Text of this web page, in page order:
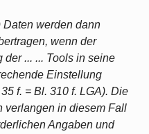
Daten werden dann
wenn der
... ... Tools in seine
Einstellung
f. = Bl. 310 f. LGA). Die
verlangen in diesem Fall
Angaben und